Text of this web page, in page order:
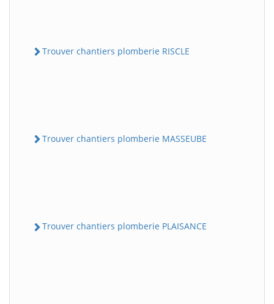
Trouver chantiers plomberie RISCLE
Trouver chantiers plomberie MASSEUBE
Trouver chantiers plomberie PLAISANCE